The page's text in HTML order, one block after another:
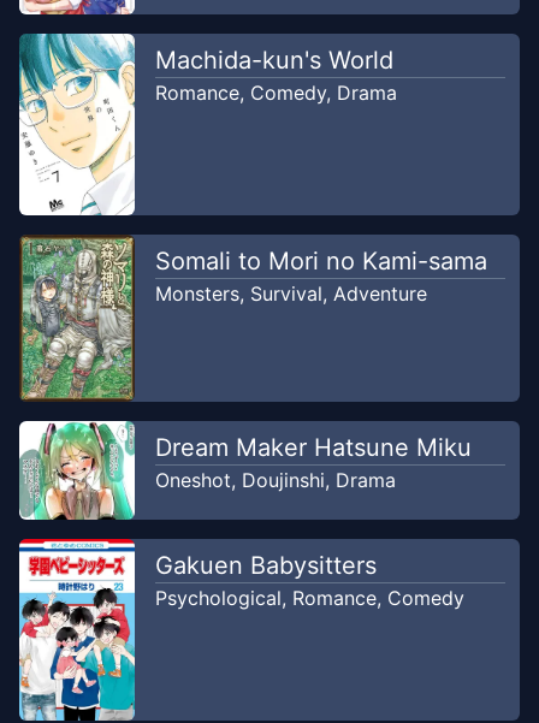
Machida-kun's World
Romance, Comedy, Drama
Somali to Mori no Kami-sama
Monsters, Survival, Adventure
Dream Maker Hatsune Miku
Oneshot, Doujinshi, Drama
Gakuen Babysitters
Psychological, Romance, Comedy